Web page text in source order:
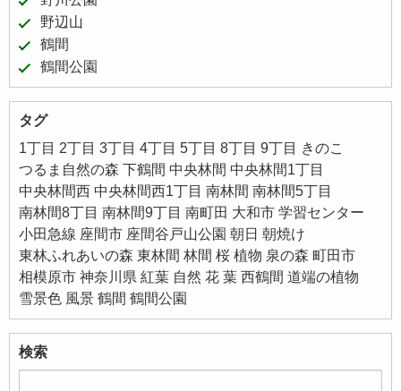
野辺山
鶴間
鶴間公園
タグ
1丁目 2丁目 3丁目 4丁目 5丁目 8丁目 9丁目 きのこ
つるま自然の森 下鶴間 中央林間 中央林間1丁目
中央林間西 中央林間西1丁目 南林間 南林間5丁目
南林間8丁目 南林間9丁目 南町田 大和市 学習センター
小田急線 座間市 座間谷戸山公園 朝日 朝焼け
東林ふれあいの森 東林間 林間 桜 植物 泉の森 町田市
相模原市 神奈川県 紅葉 自然 花 葉 西鶴間 道端の植物
雪景色 風景 鶴間 鶴間公園
検索